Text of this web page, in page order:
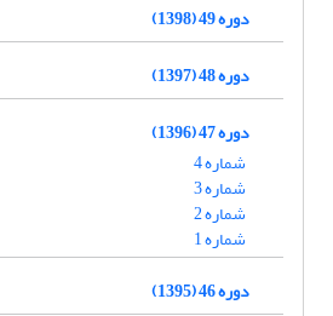
دوره 49 (1398)
دوره 48 (1397)
دوره 47 (1396)
شماره 4
شماره 3
شماره 2
شماره 1
دوره 46 (1395)